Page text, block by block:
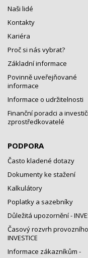
Naši lidé
Kontakty
Kariéra
Proč si nás vybrat?
Základní informace
Povinně uveřejňované
informace
Informace o udržitelnosti
Finanční poradci a
zprostředkovatelé
PODPORA
Často kladené dotazy
Dokumenty ke stažení
Kalkulátory
Poplatky a sazebníky
Důležitá upozornění -
Časový rozvrh
INVESTICE
Informace zákazníkům -